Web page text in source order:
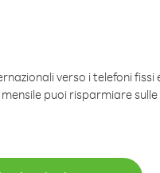
verso i telefoni fissi
puoi risparmiare